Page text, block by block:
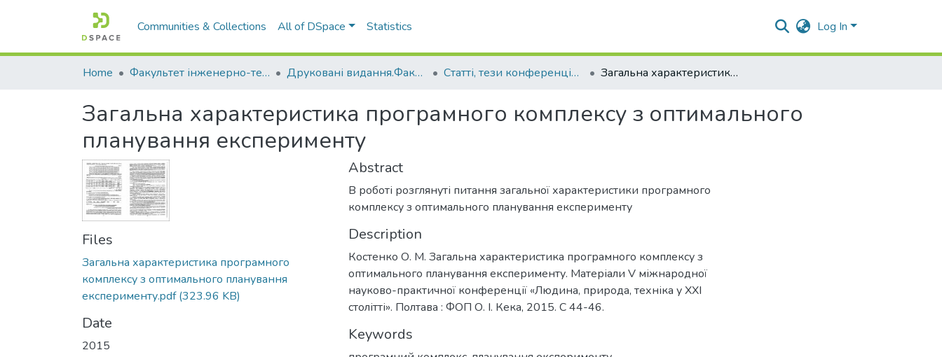
Communities & Collections All of DSpace Statistics Log In
Home Факультет інженерно-технологічний Друковані видання.Факультет інженерно-технологічний Статті, тези конференцій. Факультет інженерно-технологічний Загальна характеристика програмного комплексу з оптимального планування експерименту
Загальна характеристика програмного комплексу з оптимального
планування експерименту
Files
Загальна характеристика програмного
комплексу з оптимального планування
експерименту.pdf(323.96 KB)
Date
2015
Abstract
В роботі розглянуті питання загальної характеристики програмного
комплексу з оптимального планування експерименту
Description
Костенко О. М. Загальна характеристика програмного комплексу з
оптимального планування експерименту. Матеріали V міжнародної
науково-практичної конференції «Людина, природа, техніка у ХХІ
столітті». Полтава : ФОП О. І. Кека, 2015. С 44-46.
Keywords